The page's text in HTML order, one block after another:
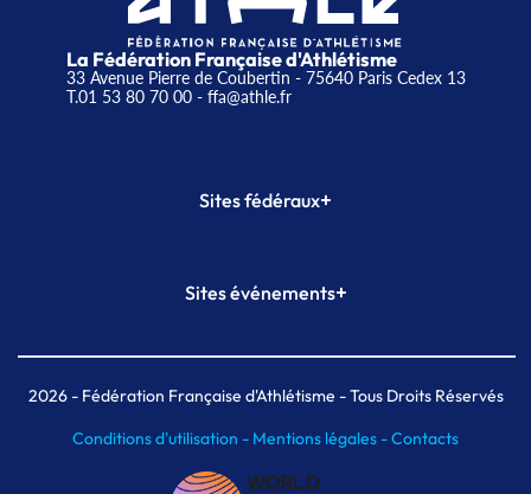
La Fédération Française d'Athlétisme
33 Avenue Pierre de Coubertin - 75640 Paris Cedex 13
T.01 53 80 70 00- ffa@athle.fr
Sites fédéraux+
Plateforme Formation
Sites événements+
Meeting de Paris indoor
MAIF Ekiden de Paris
2026- Fédération Française d'Athlétisme - Tous Droits Réservés
Conditions d'utilisation - Mentions légales -Contacts